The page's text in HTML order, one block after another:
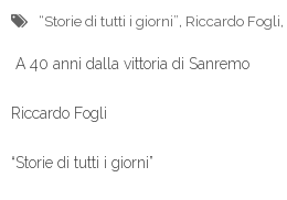
“Storie di tutti i giorni” Riccardo Fogli
A 40 anni dalla vittoria di Sanremo
Riccardo Fogli
“Storie di tutti i giorni”